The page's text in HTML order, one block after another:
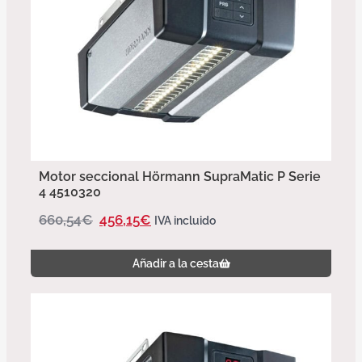
Motor seccional Hörmann SupraMatic P Serie
4 4510320
660,54€ 456,15€ IVA incluido
Añadir a la cesta